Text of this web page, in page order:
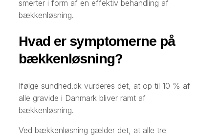
smerter i form af en effektiv behandling af
bækkenløsning.
Hvad er symptomerne på
bækkenløsning?
Ifølge sundhed.dk vurderes det, at op til 10 % af
alle gravide i Danmark bliver ramt af
bækkenløsning.
Ved bækkenløsning gælder det, at alle tre